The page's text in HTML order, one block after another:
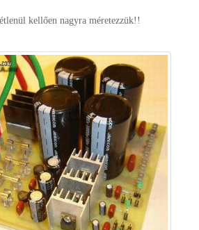
kellően nagyra méretezzük!!